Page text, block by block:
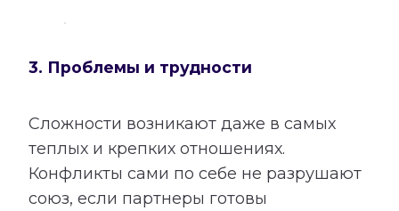
3. Проблемы и трудности
Сложности возникают даже в самых
теплых и крепких отношениях.
Конфликты сами по себе не разрушают
союз, если партнеры готовы